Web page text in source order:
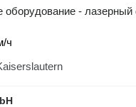
- лазерный
ч